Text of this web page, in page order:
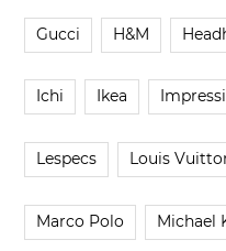
Gucci H&M
Ichi Ikea
Lespecs Louis
Marco Polo Michael